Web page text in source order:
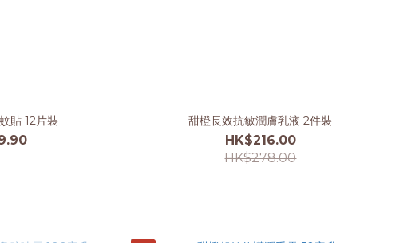
貼 12片裝 甜橙長效抗敏潤膚乳液 2件裝
HK$216.00
HK$278.00